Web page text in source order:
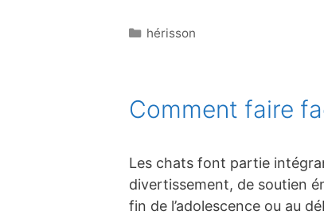
Catégories
hérisson
Comment faire
Les chats font partie
divertissement, de soutien
fin de l’adolescence ou au